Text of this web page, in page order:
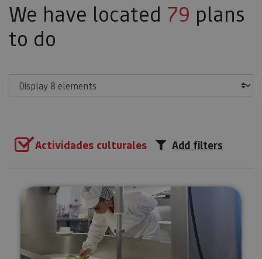
We have located 79 plans
to do
Actividades culturales Add filters
Guided tour Cheesemaker